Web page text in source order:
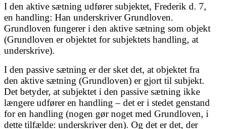
I den aktive sætning udfører subjektet, Frederik d. 7,
en handling: Han underskriver Grundloven.
Grundloven fungerer i den aktive sætning som objekt
(Grundloven er objektet for subjektets handling, at
underskrive).
I den passive sætning er der sket det, at objektet fra
den aktive sætning (Grundloven) er gjort til subjekt.
Det betyder, at subjektet i den passive sætning ikke
længere udfører en handling – det er i stedet genstand
for en handling (nogen gør noget med Grundloven, i
dette tilfælde: underskriver den). Og det er det, der